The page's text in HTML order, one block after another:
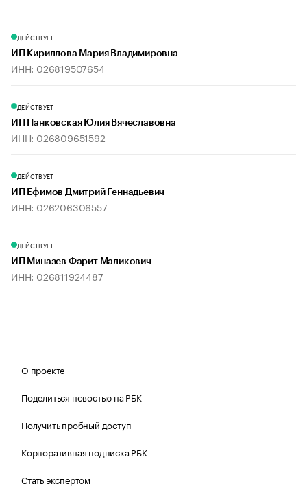
ДЕЙСТВУЕТ
ИП Кириллова Мария Владимировна
ИНН: 026819507654
ДЕЙСТВУЕТ
ИП Панковская Юлия Вячеславовна
ИНН: 026809651592
ДЕЙСТВУЕТ
ИП Ефимов Дмитрий Геннадьевич
ИНН: 026206306557
ДЕЙСТВУЕТ
ИП Миназев Фарит Маликович
ИНН: 026811924487
О проекте
Поделиться новостью на РБК
Получить пробный доступ
Корпоративная подписка РБК
Стать экспертом